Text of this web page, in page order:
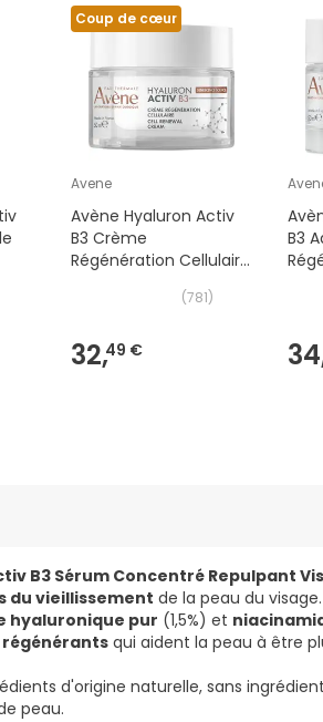
Coup de cœur
Avene
Avène Hyaluron Activ
B3 Crème
Régénération Cellulaire
(781)
32,49 €
B3
B3 Sérum Concentré Repulpant
du vieillissement de la peau du visage.
hyaluronique pur (1,5%) et
qui aident la peau à être
d'origine naturelle, sans
peau.